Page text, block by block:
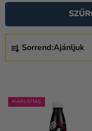
Ruházat
Ajándékok
Ünnepek
E
R
K
Sorrend:Ajánljuk
E
R
M
É
K
LKIÁRUSÍTÁS